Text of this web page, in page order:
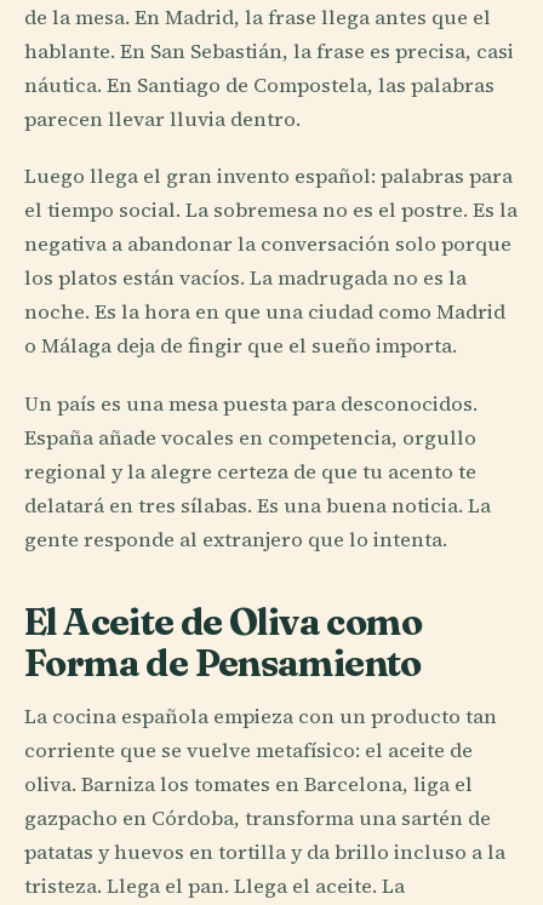
de la mesa. En Madrid, la frase llega antes que el
hablante. En San Sebastián, la frase es precisa, casi
náutica. En Santiago de Compostela, las palabras
parecen llevar lluvia dentro.
Luego llega el gran invento español: palabras para
el tiempo social. La sobremesa no es el postre. Es la
negativa a abandonar la conversación solo porque
los platos están vacíos. La madrugada no es la
noche. Es la hora en que una ciudad como Madrid
o Málaga deja de fingir que el sueño importa.
Un país es una mesa puesta para desconocidos.
España añade vocales en competencia, orgullo
regional y la alegre certeza de que tu acento te
delatará en tres sílabas. Es una buena noticia. La
gente responde al extranjero que lo intenta.
El Aceite de Oliva como
Forma de Pensamiento
La cocina española empieza con un producto tan
corriente que se vuelve metafísico: el aceite de
oliva. Barniza los tomates en Barcelona, liga el
gazpacho en Córdoba, transforma una sartén de
patatas y huevos en tortilla y da brillo incluso a la
tristeza. Llega el pan. Llega el aceite. La